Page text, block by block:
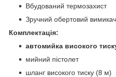
Вбудований термозахист
Зручний обертовий вимикач
Комплектація:
автомийка високого
мийний пістолет
шланг високого тиску (8 м)